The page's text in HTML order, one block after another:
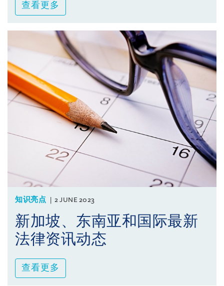
查看更多
知识亮点 2 JUNE 2023
新加坡、东南亚和国际最新
法律资讯动态
查看更多